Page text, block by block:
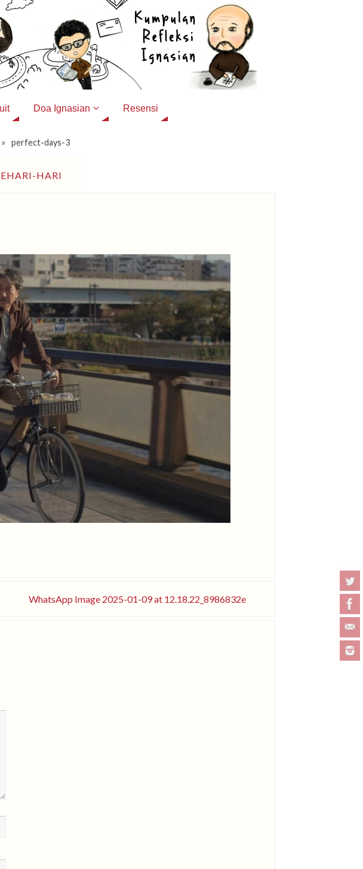
Doa Ignasian Resensi
» perfect-days-3
HARI
WhatsApp Image 2025-01-09 at 12.18.22_8986832e